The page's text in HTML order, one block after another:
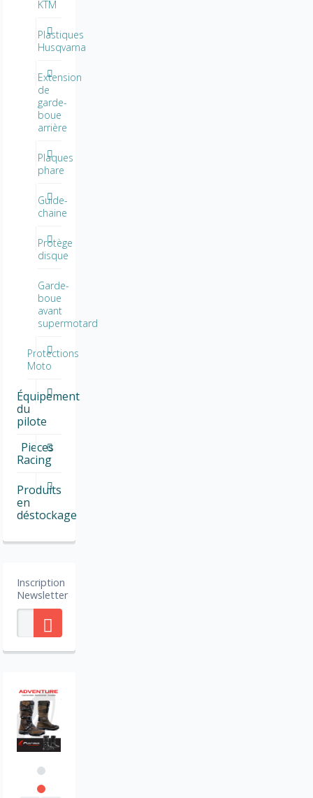
KTM
Plastiques
Husqvarna
Extension
de
garde-
boue
arrière
Plaques
phare
Guide-
chaine
Protège
disque
Garde-
boue
avant
supermotard
Protections
Moto
Équipement
du
pilote
Pieces
Racing
Produits
en
déstockage
Inscription
Newsletter